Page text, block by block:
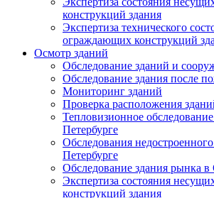
конструкций здания
Экспертиза технического
ограждающих конструкций
Осмотр зданий
Обследование зданий и
Обследование здания после
Мониторинг зданий
Проверка расположения
Тепловизионное
Петербурге
Обследования
Петербурге
Обследование здания рынка в
Экспертиза состояния
конструкций здания